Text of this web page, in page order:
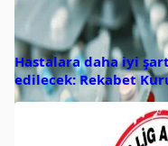
Hastalara daha iyi
edilecek: Rekabet